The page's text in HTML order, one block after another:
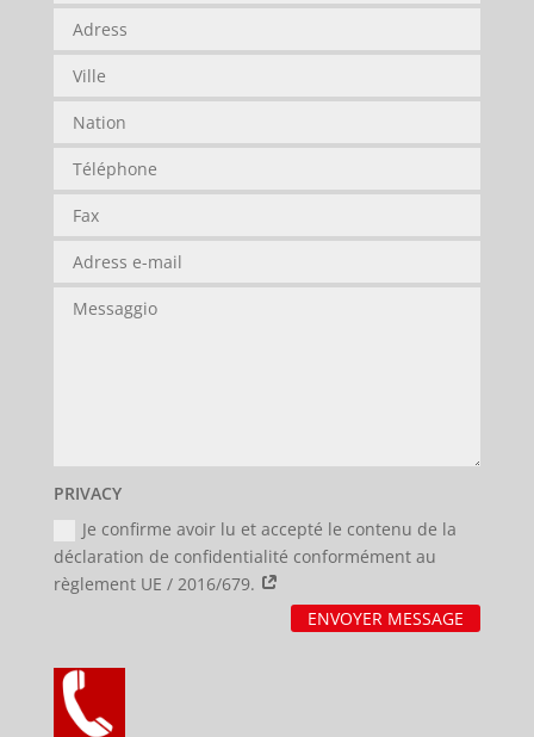
PRIVACY
Je confirme avoir lu et accepté le contenu de la
déclaration de confidentialité conformément au
règlement UE / 2016/679.
ENVOYER MESSAGE